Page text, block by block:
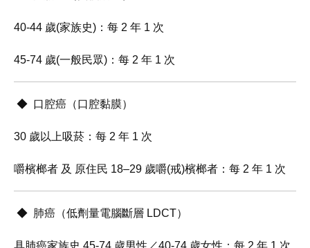
40-44 歲(家族史)：每 2 年 1 次
45-74 歲(一般民眾)：每 2 年 1 次
◆ 口腔癌（口腔黏膜）
30 歲以上吸菸：每 2 年 1 次
嚼檳榔者 及 原住民 18–29 歲嚼(戒)檳榔者：每 2 年 1 次
◆ 肺癌（低劑量電腦斷層 LDCT）
具肺癌家族史 45-74 歲男性／40-74 歲女性：每 2 年 1 次